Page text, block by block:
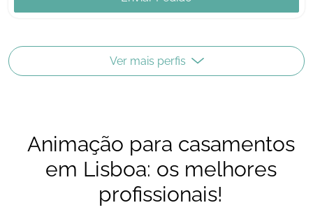
Ver mais perfis
Animação para casamentos
em Lisboa: os melhores
profissionais!